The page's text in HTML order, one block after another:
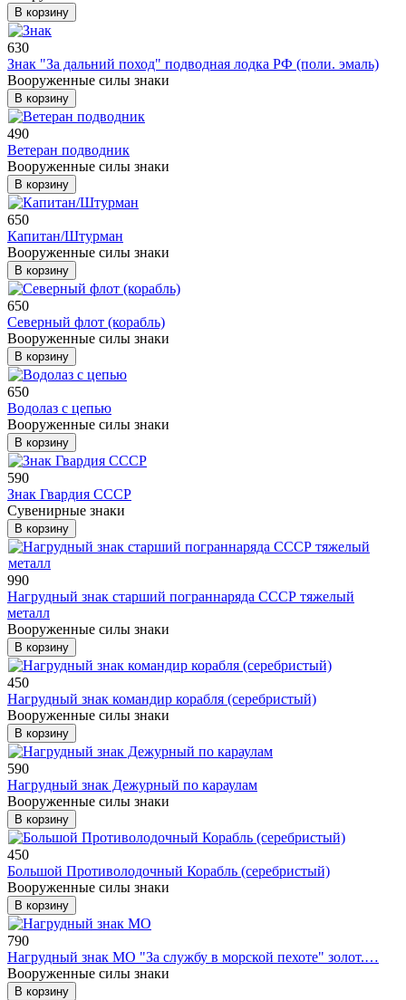
В корзину
630
Знак "За дальний поход" подводная лодка РФ (поли. эмаль)
Вооруженные силы знаки
В корзину
490
Ветеран подводник
Вооруженные силы знаки
В корзину
650
Капитан/Штурман
Вооруженные силы знаки
В корзину
650
Северный флот (корабль)
Вооруженные силы знаки
В корзину
650
Водолаз с цепью
Вооруженные силы знаки
В корзину
590
Знак Гвардия СССР
Сувенирные знаки
В корзину
990
Нагрудный знак старший пограннаряда СССР тяжелый
металл
Вооруженные силы знаки
В корзину
450
Нагрудный знак командир корабля (серебристый)
Вооруженные силы знаки
В корзину
590
Нагрудный знак Дежурный по караулам
Вооруженные силы знаки
В корзину
450
Большой Противолодочный Корабль (серебристый)
Вооруженные силы знаки
В корзину
790
Нагрудный знак МО "За службу в морской пехоте" золот.…
Вооруженные силы знаки
В корзину